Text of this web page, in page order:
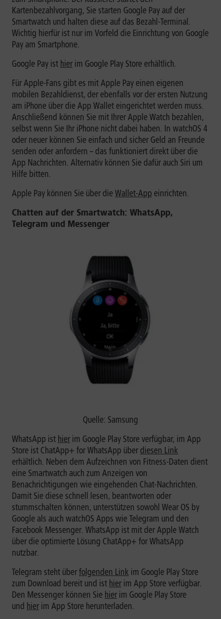
Kartenbezahlvorgang, Sie starten Google Pay auf der
Smartwatch und halten diese auf das Bezahl-Terminal.
Wichtig hierfür ist nur im Vorfeld die Einrichtung von Google
Pay am Smartphone.
Google Pay ist hier im Google Play Store erhältlich.
Für Apple-Fans gibt es mit Apple Pay einen eigenen
mobilen Bezahldienst, der ebenfalls vor der ersten Nutzung
am iPhone über die App Wallet eingerichtet werden muss.
Anschließend können Sie mit Ihrer Apple Watch bezahlen,
selbst wenn Sie Ihr iPhone nicht dabei haben. In watchOS 4
oder neuer können Sie einfach und sicher Geld an Freunde
senden oder anfordern – das funktioniert direkt über die
App Nachrichten. Alternativ können Sie dafür auch Siri um
Hilfe bitten.
Apple Pay können Sie über dieWallet-App einrichten.
Chatten auf der Smartwatch: WhatsApp,
Telegram und Messenger
Quelle: Samsung
WhatsApp ist hier im Google Play Store verfügbar, im App
Store ist ChatApp+ for WhatsApp überdiesen Link
erhältlich. Neben dem Aufzeichnen von Fitness-Daten dient
eine Smartwatch auch zum Anzeigen von
Benachrichtigungen wie eingehenden Chat-Nachrichten.
Damit Sie diese schnell lesen, beantworten oder
stummschalten können, unterstützen sowohl Wear OS by
Google als auch watchOS Apps wie Telegram und den
Facebook Messenger. WhatsApp ist mit der Apple Watch
über die optimierte Lösung ChatApp+ for WhatsApp
nutzbar.
Telegram steht überfolgenden Link im Google Play Store
zum Download bereit und ist hier im App Store verfügbar.
Den Messenger können Sie hier im Google Play Store
und hier im App Store herunterladen.